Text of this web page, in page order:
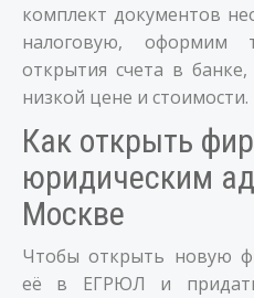
комплект документов
налоговую, оформим
открытия счета в
низкой цене и стоимости.
Как открыть
юридическим
Москве
Чтобы открыть новую
её в ЕГРЮЛ и